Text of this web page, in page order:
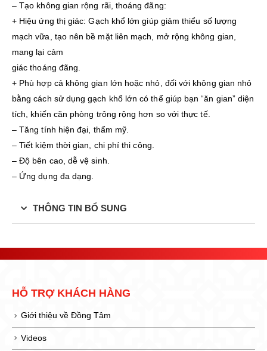
– Tạo không gian rộng rãi, thoáng đãng:
+ Hiệu ứng thị giác: Gạch khổ lớn giúp giảm thiểu số lượng
mạch vữa, tạo nên bề mặt liên mạch, mở rộng không gian,
mang lại cảm
giác thoáng đãng.
+ Phù hợp cả không gian lớn hoặc nhỏ, đối với không gian nhỏ
bằng cách sử dụng gạch khổ lớn có thể giúp bạn “ăn gian” diện
tích, khiến căn phòng trông rộng hơn so với thực tế.
– Tăng tính hiện đại, thẩm mỹ.
– Tiết kiệm thời gian, chi phí thi công.
– Độ bên cao, dễ vệ sinh.
– Ứng dụng đa dạng.
THÔNG TIN BỔ SUNG
HỖ TRỢ KHÁCH HÀNG
Giới thiệu về Đồng Tâm
Videos